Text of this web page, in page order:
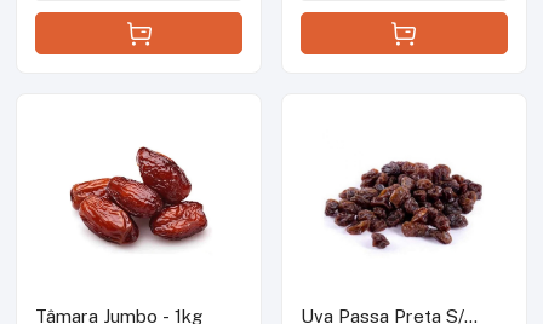
Tâmara Jumbo - 1kg
Uva Passa Preta S/